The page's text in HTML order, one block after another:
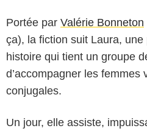
Portée par Valérie Bonneton
ça), la fiction suit Laura,
histoire qui tient un groupe
d’accompagner les femmes
conjugales.
Un jour, elle assiste,